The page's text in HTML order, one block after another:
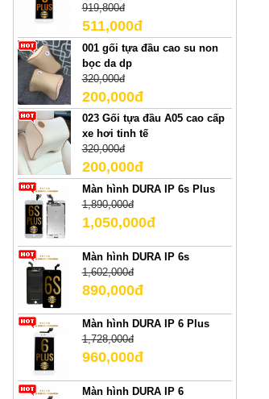
919,800đ
511,000đ
001 gối tựa đầu cao su non
bọc da dp
320,000đ
200,000đ
023 Gối tựa đầu A05 cao cấp
xe hơi tinh tế
320,000đ
200,000đ
Màn hình DURA IP 6s Plus
1,890,000đ
1,050,000đ
Màn hình DURA IP 6s
1,602,000đ
890,000đ
Màn hình DURA IP 6 Plus
1,728,000đ
960,000đ
Màn hình DURA IP 6